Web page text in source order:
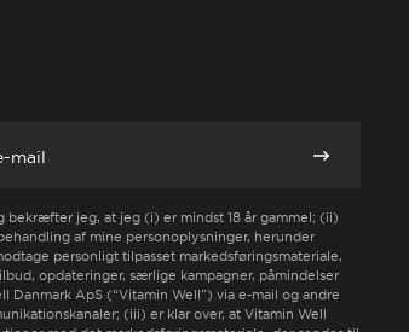
bekræfter jeg, at jeg (i) er mindst 18 år gammel; (ii)
af mine personoplysninger, herunder
personligt tilpasset markedsføringsmateriale,
opdateringer, særlige kampagner, påmindelser
Danmark ApS (“Vitamin Well”) via e-mail og andre
(iii) er klar over, at Vitamin Well